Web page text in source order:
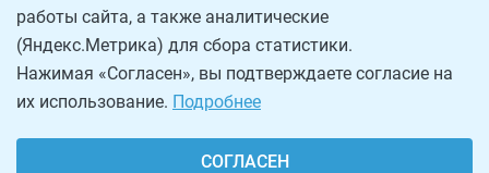
работы сайта, а также аналитические
(Яндекс.Метрика) для сбора статистики.
Нажимая «Согласен», вы подтверждаете согласие на
их использование. Подробнее
СОГЛАСЕН